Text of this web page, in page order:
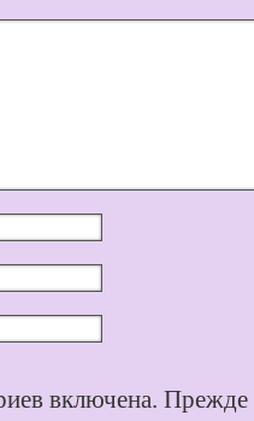
включена.